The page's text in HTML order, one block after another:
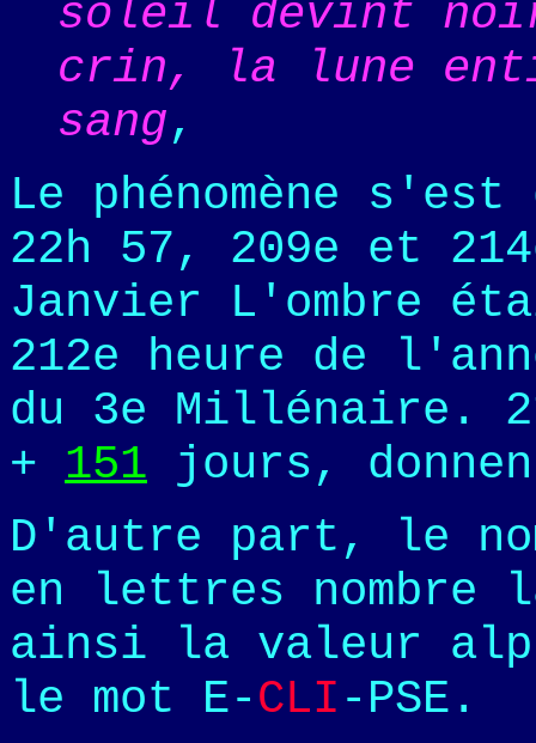
soleil devint noir
crin, la lune
sang,
Le phénomène
22h 57, 209e et
Janvier L'ombre
212e heure de
du 3e Millénaire.
+ 151 jours,
D'autre part, le
en lettres
ainsi la valeur
le mot E-CLI -PSE.